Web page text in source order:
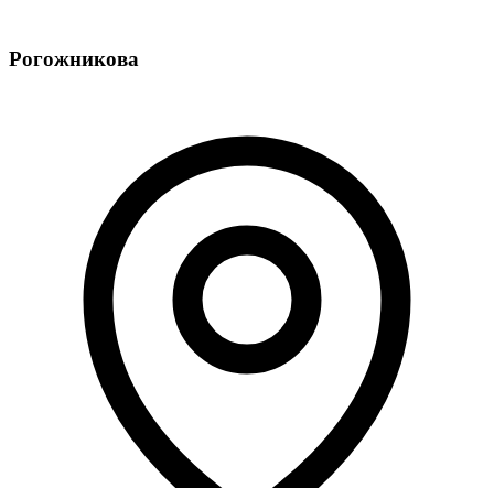
Рогожникова